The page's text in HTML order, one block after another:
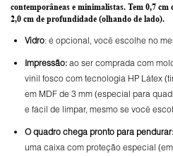
contemporâneas e minimalistas. Tem 0,7 cm
2,0 cm de profundidade (olhando de lado).
Vidro: é opcional, você escolhe no
Impressão: ao ser comprada com
vinil fosco com tecnologia HP Látex
em MDF de 3 mm (especial para
e fácil de limpar, mesmo se você
Oquadro chega pronto para pendurar:
uma caixa com proteção especial